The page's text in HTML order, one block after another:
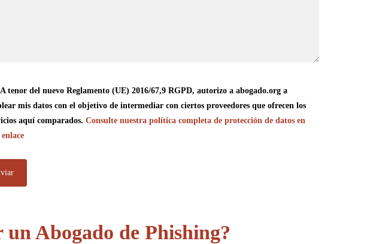
A tenor del nuevo Reglamento (UE) 2016/67,9 RGPD, autorizo a abogado.org a
mis datos con el objetivo de intermediar con ciertos proveedores que ofrecen los
aquí comparados. Consulte nuestra política completa de protección de datos en
enlace
Abogado de Phishing?